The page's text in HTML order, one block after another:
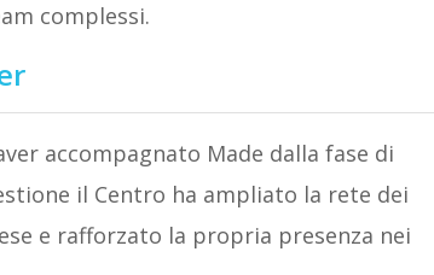
complessi.
accompagnato Made dalla fase di
il Centro ha ampliato la rete dei
e rafforzato la propria presenza nei